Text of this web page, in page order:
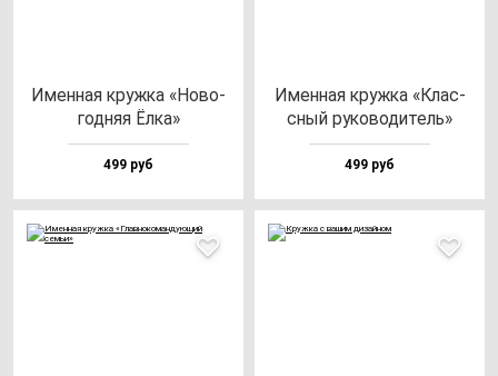
Имен­ная круж­ка «Ново­
год­няя Ёлка»
499 руб
Имен­ная круж­ка «Клас­
сный ру­ко­во­ди­тель»
499 руб